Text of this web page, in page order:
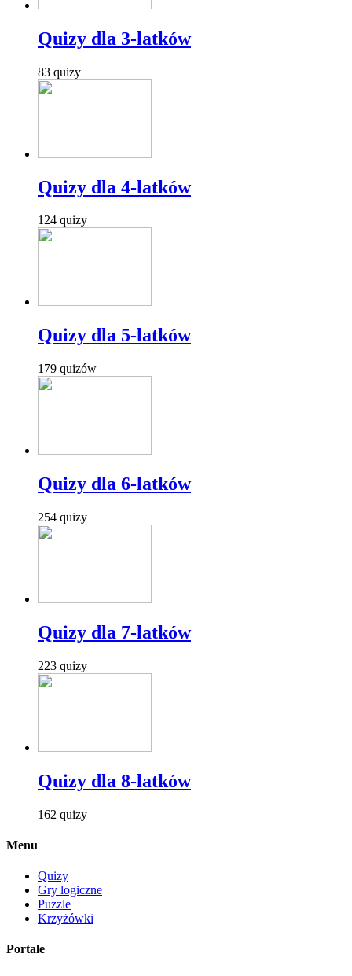
Quizy dla 3-latków
83 quizy
Quizy dla 4-latków
124 quizy
Quizy dla 5-latków
179 quizów
Quizy dla 6-latków
254 quizy
Quizy dla 7-latków
223 quizy
Quizy dla 8-latków
162 quizy
Menu
Quizy
Gry logiczne
Puzzle
Krzyżówki
Portale